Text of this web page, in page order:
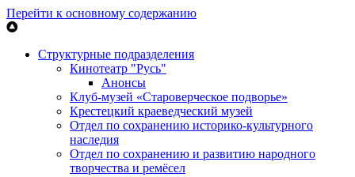
Перейти к основному содержанию
Структурные подразделения
Кинотеатр "Русь"
Анонсы
Клуб-музей «Староверческое подворье»
Крестецкий краеведческий музей
Отдел по сохранению историко-культурного
наследия
Отдел по сохранению и развитию народного
творчества и ремёсел